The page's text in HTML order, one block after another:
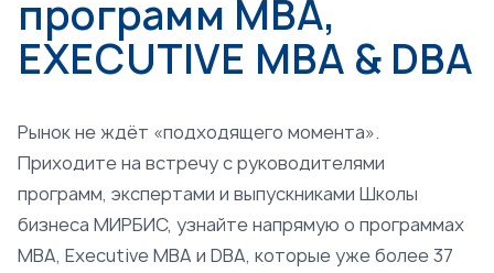
программ MBA,
EXECUTIVE MBA & DBA
Рынок не ждёт «подходящего момента».
Приходите на встречу с руководителями
программ, экспертами и выпускниками Школы
бизнеса МИРБИС, узнайте напрямую о программах
MBA, Executive MBA и DBA, которые уже более 37